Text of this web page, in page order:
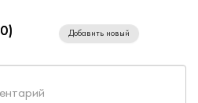
0) Добавить новый